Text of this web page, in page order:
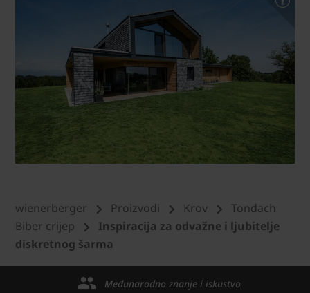
wienerberger Proizvodi Krov
Tondach
Biber crijep
Inspiracija za odvažne i ljubitelje
diskretnog šarma
Međunarodno znanje i iskustvo